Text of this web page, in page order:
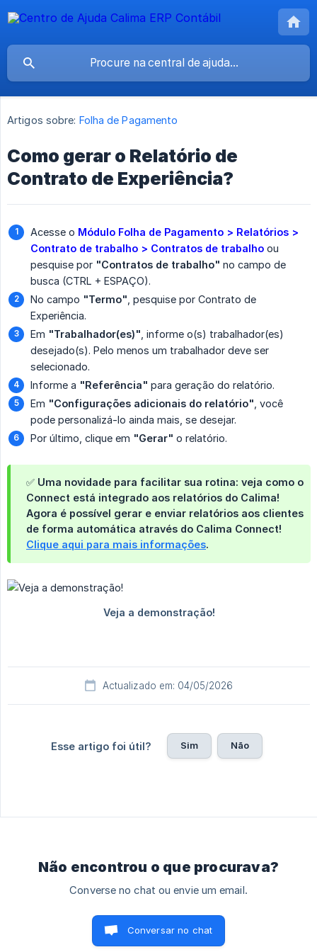
Artigos sobre: Folha de Pagamento
Como gerar o Relatório de
Contrato de Experiência?
Acesse o Módulo Folha de Pagamento > Relatórios >
Contrato de trabalho > Contratos de trabalho ou
pesquise por "Contratos de trabalho" no campo de
busca (CTRL + ESPAÇO).
No campo "Termo" , pesquise por Contrato de
Experiência.
Em "Trabalhador(es)" , informe o(s) trabalhador(es)
desejado(s). Pelo menos um trabalhador deve ser
selecionado.
Informe a "Referência" para geração do relatório.
Em "Configurações adicionais do relatório" , você
pode personalizá-lo ainda mais, se desejar.
Por último, clique em "Gerar" o relatório.
✅ Uma novidade para facilitar sua rotina: veja como o
Connect está integrado aos relatórios do Calima!
Agora é possível gerar e enviar relatórios aos clientes
de forma automática através do Calima Connect!
Clique aqui para mais informações.
Actualizado em: 04/05/2026
Esse artigo foi útil? Sim Não
Não encontrou o que procurava?
Converse no chat ou envie um email.
Conversar no chat